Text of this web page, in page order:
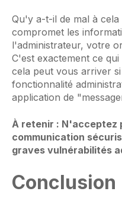
Qu'y a-t-il de mal à
compromet les
l'administrateur, votre
C'est exactement ce
cela peut vous arriver
fonctionnalité
application de
À retenir : N'acceptez
communication
graves vulnérabilités
Conclusion